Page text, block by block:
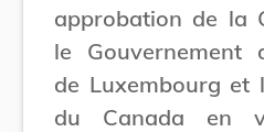
approbation de la
le Gouvernement
de Luxembourg et
du Canada en